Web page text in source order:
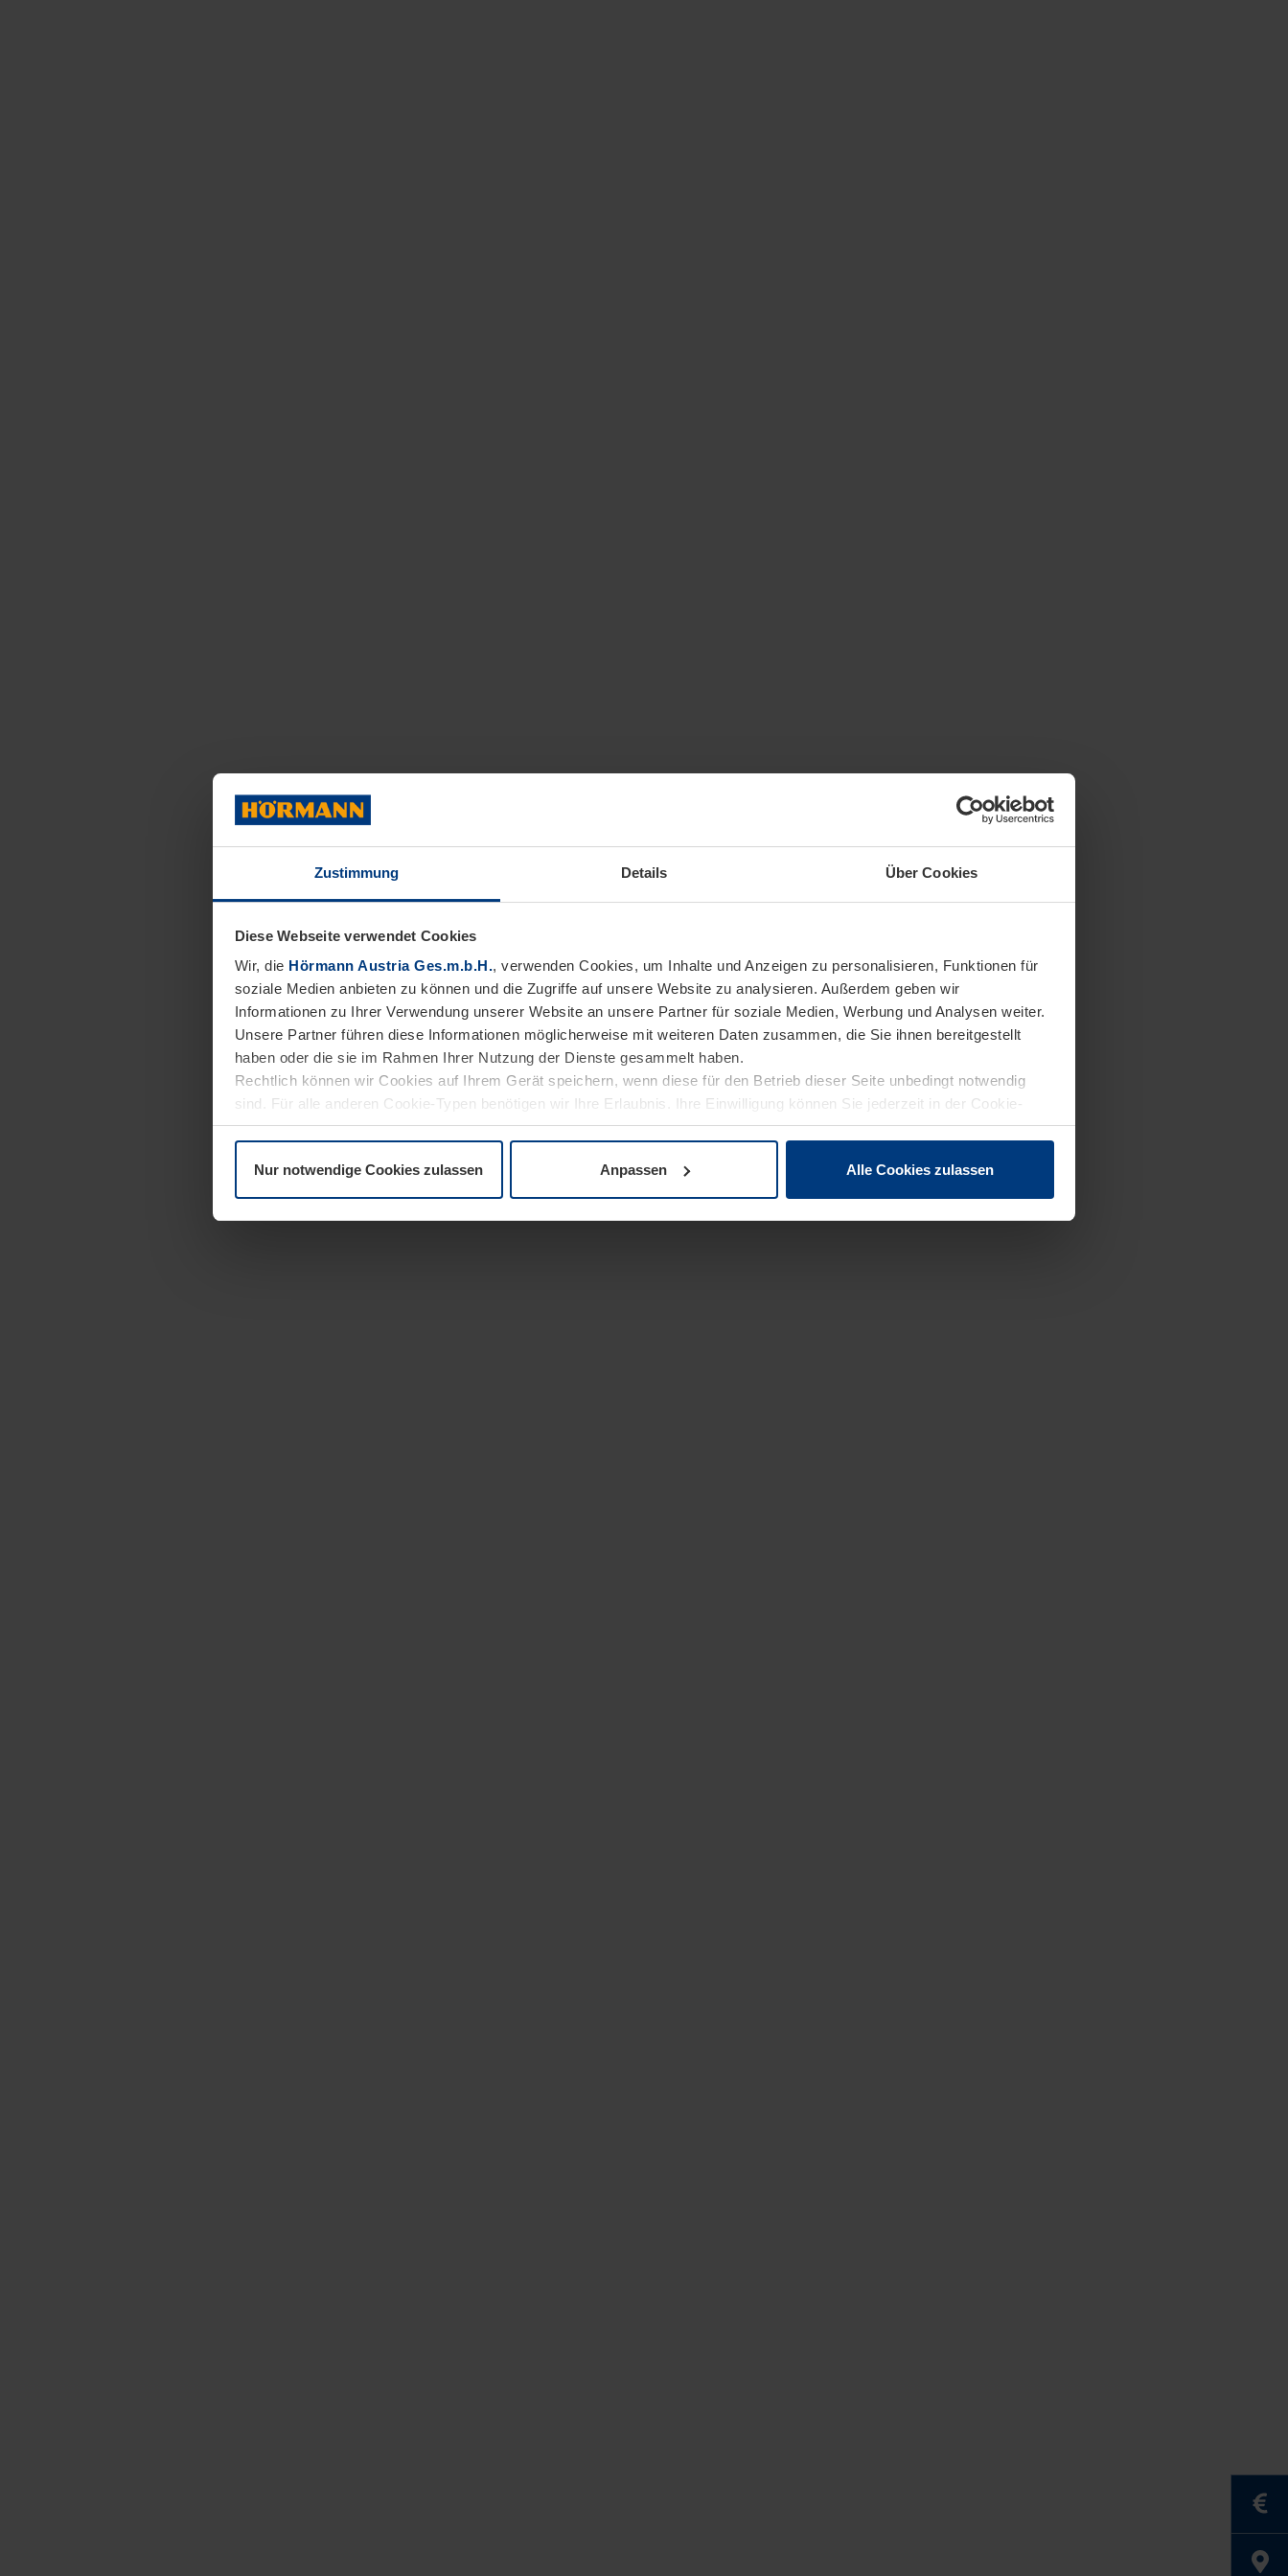
Zustimmung Details Über Cookies
Diese Webseite verwendet Cookies
Wir, die Hörmann Austria Ges.m.b.H., verwenden Cookies, um Inhalte und Anzeigen zu personalisieren, Funktionen für
soziale Medien anbieten zu können und die Zugriffe auf unsere Website zu analysieren. Außerdem geben wir
Informationen zu Ihrer Verwendung unserer Website an unsere Partner für soziale Medien, Werbung und Analysen weiter.
Unsere Partner führen diese Informationen möglicherweise mit weiteren Daten zusammen, die Sie ihnen bereitgestellt
haben oder die sie im Rahmen Ihrer Nutzung der Dienste gesammelt haben.
Rechtlich können wir Cookies auf Ihrem Gerät speichern, wenn diese für den Betrieb dieser Seite unbedingt notwendig
sind. Für alle anderen Cookie-Typen benötigen wir Ihre Erlaubnis. Ihre Einwilligung können Sie jederzeit in der Cookie-
Erläuterung auf der SeiteDatenschutzerklärungunserer Website ändern oder widerrufen.
Nur notwendige Cookies zulassen Anpassen Alle Cookies zulassen